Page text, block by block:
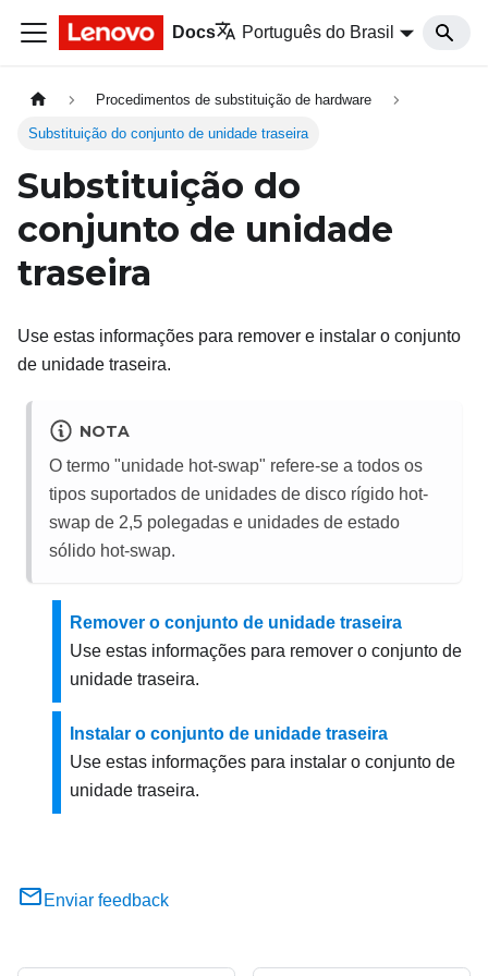
Docs Português do Brasil
Procedimentos de substituição de hardware
Substituição do conjunto de unidade traseira
Substituição do
conjunto de unidade
traseira
Use estas informações para remover e instalar o conjunto
de unidade traseira.
NOTA
O termo unidade hot-swap
refere-se a todos os
tipos suportados de unidades de disco rígido hot-
swap de 2,5 polegadas e unidades de estado
sólido hot-swap.
Remover o conjunto de unidade traseira
Use estas informações para remover o conjunto de
unidade traseira.
Instalar o conjunto de unidade traseira
Use estas informações para instalar o conjunto de
unidade traseira.
Enviar feedback